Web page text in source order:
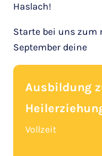
Haslach!
Starte bei uns zum
September deine
Ausbildung
Vollzeit